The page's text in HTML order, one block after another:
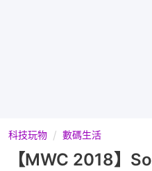
科技玩物 數碼生活
【MWC 2018】